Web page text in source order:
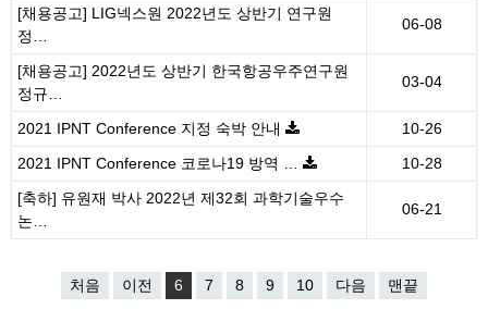
[채용공고] LIG넥스원 2022년도 상반기 연구원
정…
06-08
[채용공고] 2022년도 상반기 한국항공우주연구원
정규…
03-04
2021 IPNT Conference 지정 숙박 안내
10-26
2021 IPNT Conference 코로나19 방역 …
10-28
[축하] 유원재 박사 2022년 제32회 과학기술우수
논…
06-21
처음 이전 6 7 8 9 10 다음 맨끝